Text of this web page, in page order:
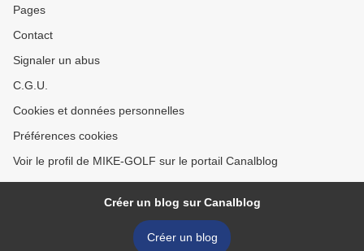
Pages
Contact
Signaler un abus
C.G.U.
Cookies et données personnelles
Préférences cookies
Voir le profil de MIKE-GOLF sur le portail Canalblog
Créer un blog sur Canalblog
Créer un blog